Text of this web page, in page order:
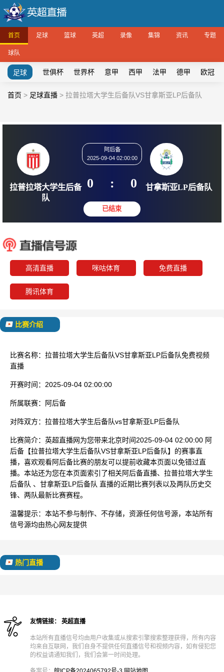
首页 足球 篮球 英超 录像 集锦 资讯 专题
球队
足球 世俱杯 世界杯 意甲 西甲 法甲 德甲 欧冠
首页 > 足球直播 > 拉普拉塔大学生后备队VS甘拿斯亚LP后备队
队
阿后备
2025-09-04 02:00:00
0 : 0
高清直播 咪咕体育 免费直播
腾讯体育
比赛介绍
比赛名称： 拉普拉塔大学生后备队VS甘拿斯亚LP后备队免费视频
直播
开赛时间： 2025-09-04 02:00:00
所属联赛： 阿后备
对阵双方： 拉普拉塔大学生后备队vs甘拿斯亚LP后备队
比赛简介： 英超直播网为您带来北京时间2025-09-04 02:00:00 阿
后备【拉普拉塔大学生后备队VS甘拿斯亚LP后备队】的赛事直
播，喜欢观看阿后备比赛的朋友可以提前收藏本页面以免错过直
播。本站还为您在本页面索引了相关阿后备直播、拉普拉塔大学生
后备队 、甘拿斯亚LP后备队 直播的近期比赛列表以及两队历史交
锋、两队最新比赛赛程。
温馨提示： 本站不参与制作、不存储，资源任何信号源，本站所有
信号源均由热心网友提供
热门直播
友情链接： 英超直播
本站所有直播信号均由用户收集或从搜索引擎搜索整理获得，所有内容
均来自互联网，我们自身不提供任何直播信号和视频内容，如有侵犯您
的权益请通知我们，我们会第一时间处理。